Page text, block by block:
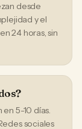
desde
y el
24 horas, sin
5-10 días.
sociales